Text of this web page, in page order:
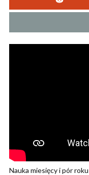
Nauka miesięcy i pór roku